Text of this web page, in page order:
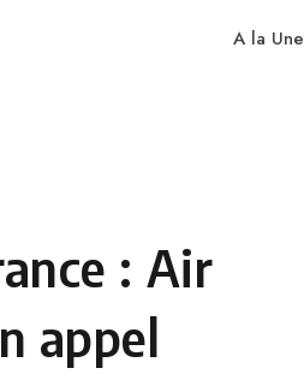
A la Une
: Air
appel